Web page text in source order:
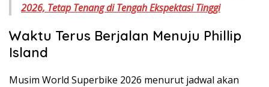
2026, Tetap Tenang di Tengah Ekspektasi Tinggi
Waktu Terus Berjalan Menuju Phillip
Island
Musim World Superbike 2026 menurut jadwal akan